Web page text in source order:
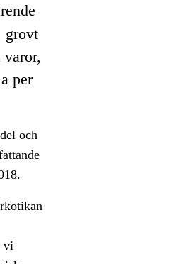
grovt
per
och
vi